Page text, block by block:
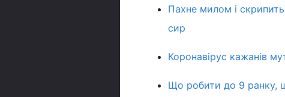
Пахне милом і
сир
Коронавірус кажанів
Що робити до 9 ранку,